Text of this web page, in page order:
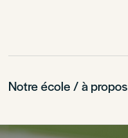
Notre école / à propos